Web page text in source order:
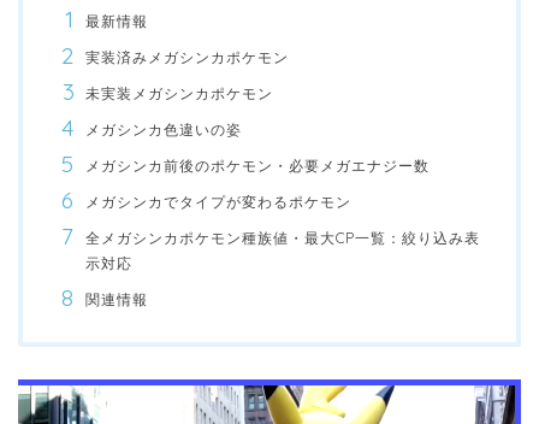
最新情報
実装済みメガシンカポケモン
未実装メガシンカポケモン
メガシンカ色違いの姿
メガシンカ前後のポケモン・必要メガエナジー数
メガシンカでタイプが変わるポケモン
全メガシンカポケモン種族値・最大CP一覧：絞り込み表
示対応
関連情報